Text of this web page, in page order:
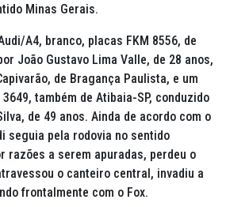
Minas Gerais.
A4, branco, placas FKM 8556, de
João Gustavo Lima Valle, de 28 anos,
de Bragança Paulista, e um
também de Atibaia-SP, conduzido
de 49 anos. Ainda de acordo com o
seguia pela rodovia no sentido
razões a serem apuradas, perdeu o
o canteiro central, invadiu a
frontalmente com o Fox.